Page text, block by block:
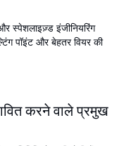
स्पेशलाइज़्ड इंजीनियरिंग
पॉइंट और बेहतर वियर की
करने वाले प्रमुख